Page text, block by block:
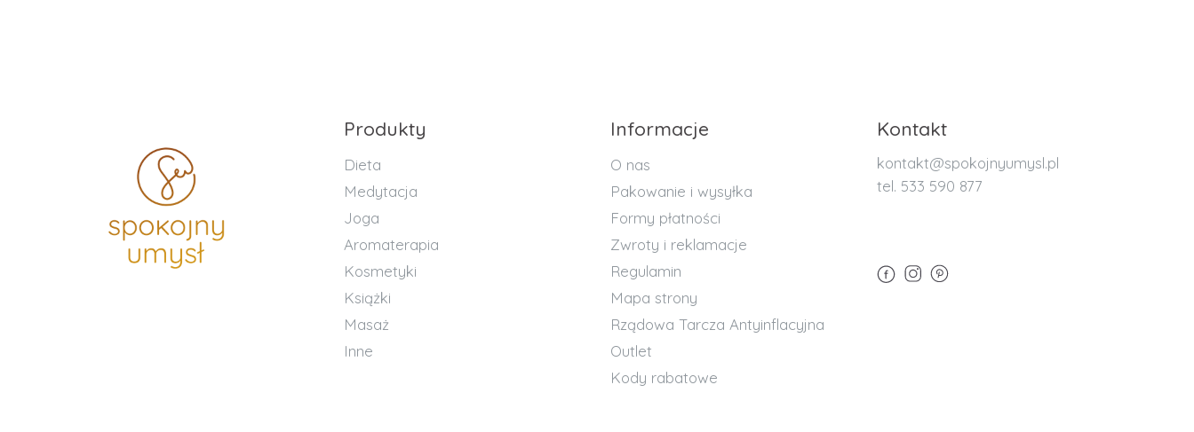
Produkty
Dieta
Medytacja
Joga
Aromaterapia
Kosmetyki
Książki
Masaż
Inne
Informacje
O nas
Pakowanie i wysyłka
Formy płatności
Zwroty i reklamacje
Regulamin
Mapa strony
Rządowa Tarcza Antyinflacyjna
Outlet
Kody rabatowe
Kontakt
kontakt@spokojnyumysl.pl
tel. 533 590 877